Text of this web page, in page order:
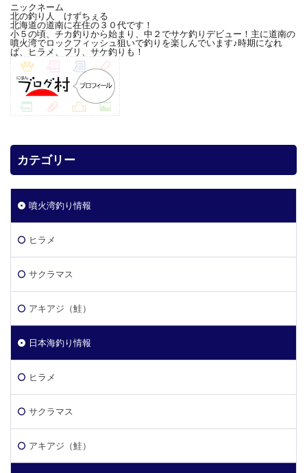
ニックネーム
北の釣り人 けずちぇる
北海道の道南に在住の３０代です！
小５の頃、チカ釣りから始まり、中２でサケ釣りデビュー！主に道南の
噴火湾でロックフィッシュ狙いで釣りを楽しんでいます♪時期になれ
ば、ヒラメ、ブリ、サケ釣りも！
カテゴリー
噴火湾釣り情報
ヒラメ
サクラマス
アキアジ（鮭）
日本海釣り情報
ヒラメ
サクラマス
アキアジ（鮭）